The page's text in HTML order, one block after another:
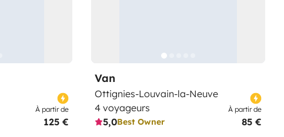
À partir de
125 €
Van
Ottignies-Louvain-la-Neuve
4 voyageurs
5,0Best Owner
À partir de
85 €